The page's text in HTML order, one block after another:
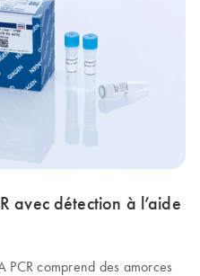
avec détection à l’aide
PCR comprend des amorces